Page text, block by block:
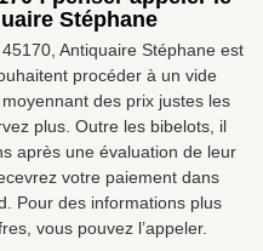
Stéphane
Antiquaire Stéphane est
procéder à un vide
des prix justes les
plus. Outre les bibelots, il
après une évaluation de leur
votre paiement dans
Pour des informations plus
vous pouvez l’appeler.